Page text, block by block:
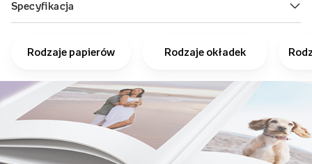
Rodzaje papierów Rodzaje okładek